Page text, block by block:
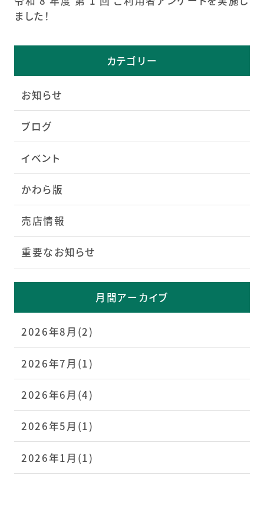
ました！
カテゴリー
お知らせ
ブログ
イベント
かわら版
売店情報
重要なお知らせ
月間アーカイブ
2026年8月(2)
2026年7月(1)
2026年6月(4)
2026年5月(1)
2026年1月(1)